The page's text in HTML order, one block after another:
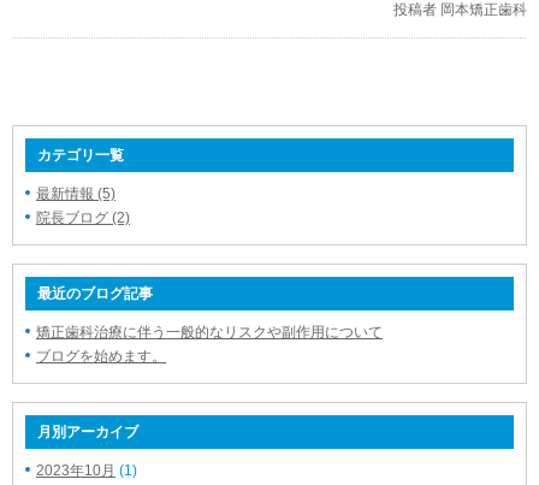
投稿者 岡本矯正歯科
カテゴリ一覧
最新情報 (5)
院長ブログ (2)
最近のブログ記事
矯正歯科治療に伴う一般的なリスクや副作用について
ブログを始めます。
月別アーカイブ
2023年10月 (1)